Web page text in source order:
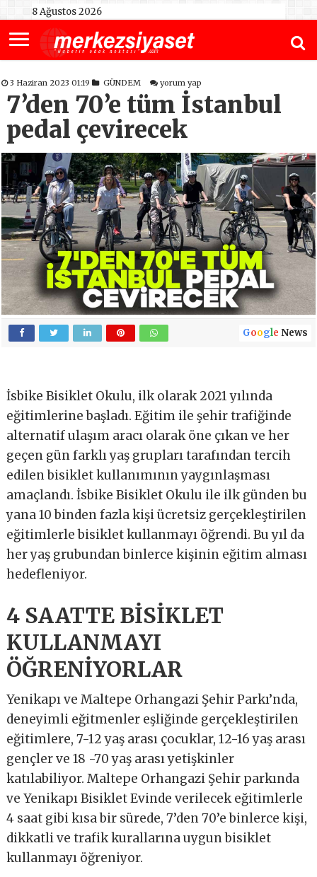
8 Ağustos 2026
3 Haziran 2023 01:19 GÜNDEM yorum yap
7’den 70’e tüm İstanbul
pedal çevirecek
Google News
İsbike Bisiklet Okulu, ilk olarak 2021 yılında
eğitimlerine başladı. Eğitim ile şehir trafiğinde
alternatif ulaşım aracı olarak öne çıkan ve her
geçen gün farklı yaş grupları tarafından tercih
edilen bisiklet kullanımının yaygınlaşması
amaçlandı. İsbike Bisiklet Okulu ile ilk günden bu
yana 10 binden fazla kişi ücretsiz gerçekleştirilen
eğitimlerle bisiklet kullanmayı öğrendi. Bu yıl da
her yaş grubundan binlerce kişinin eğitim alması
hedefleniyor.
4 SAATTE BİSİKLET
KULLANMAYI
ÖĞRENİYORLAR
Yenikapı ve Maltepe Orhangazi Şehir Parkı’nda,
deneyimli eğitmenler eşliğinde gerçekleştirilen
eğitimlere, 7-12 yaş arası çocuklar, 12-16 yaş arası
gençler ve 18 -70 yaş arası yetişkinler
katılabiliyor. Maltepe Orhangazi Şehir parkında
ve Yenikapı Bisiklet Evinde verilecek eğitimlerle
4 saat gibi kısa bir sürede, 7’den 70’e binlerce kişi,
dikkatli ve trafik kurallarına uygun bisiklet
kullanmayı öğreniyor.